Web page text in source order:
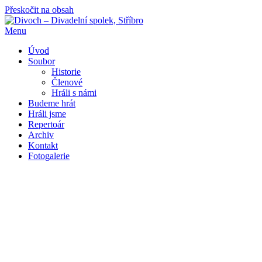
Přeskočit na obsah
Menu
Úvod
Soubor
Historie
Členové
Hráli s námi
Budeme hrát
Hráli jsme
Repertoár
Archiv
Kontakt
Fotogalerie